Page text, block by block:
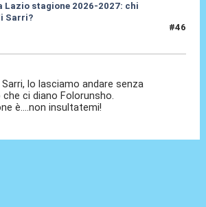
Lazio stagione 2026-2027: chi
Sarri?
#46
lo lasciamo andare senza
ci diano Folorunsho.
è....non insultatemi!